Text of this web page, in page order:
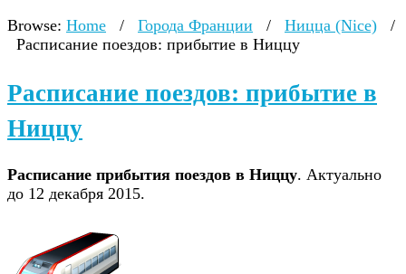
Browse: Home / Города Франции / Ницца (Nice)
/
Расписание поездов: прибытие в Ниццу
Расписание поездов: прибытие в
Ниццу
Расписание прибытия поездов в Ниццу. Актуально
до 12 декабря 2015.